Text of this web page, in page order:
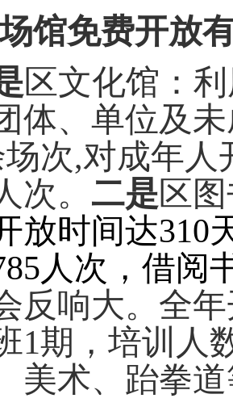
馆免费开放
区文化馆：
体、单位及
次,对成年人
次。 二是区
放时间达310
人次，借阅
反响大。全
1期，培训人
美术、跆拳